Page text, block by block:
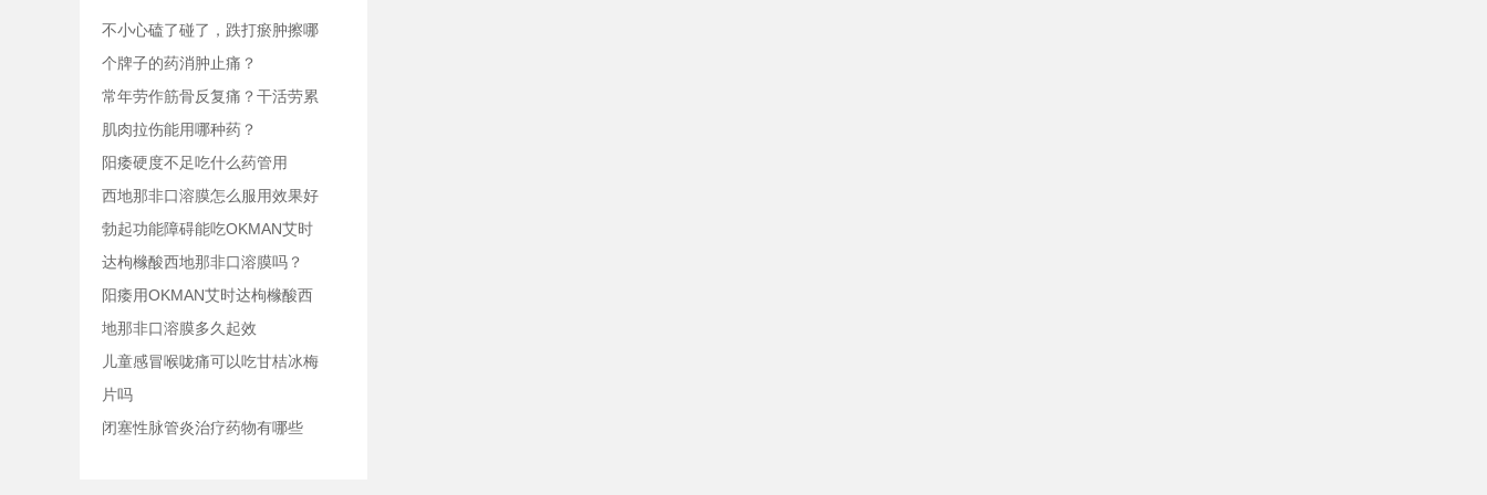
不小心磕了碰了，跌打瘀肿擦哪
个牌子的药消肿止痛？
常年劳作筋骨反复痛？干活劳累
肌肉拉伤能用哪种药？
阳痿硬度不足吃什么药管用
西地那非口溶膜怎么服用效果好
勃起功能障碍能吃OKMAN艾时
达枸橼酸西地那非口溶膜吗？
阳痿用OKMAN艾时达枸橼酸西
地那非口溶膜多久起效
儿童感冒喉咙痛可以吃甘桔冰梅
片吗
闭塞性脉管炎治疗药物有哪些